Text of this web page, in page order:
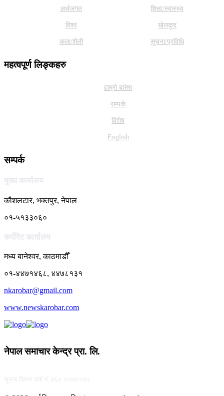
अर्थजगत शिक्षा/स्वास्थ्य
विश्व खेलकुद
कला/शैली सूचना/प्रविधि
महत्वपूर्ण लिङ्कहरु
हाम्राे बारेमा
सम्पर्क
विशेष
English
सम्पर्क
मुख्य कार्यालय
कौशलटार, भक्तपुर, नेपाल
०१-५१३३०६०
कर्पाेरेट कार्यालय
मध्य बानेश्वर, काठमाडौँ
०१-४४७१४६८, ४४७८१३१
nkarobar@gmail.com
www.newskarobar.com
नेपाल समाचार केन्द्र प्रा. लि.
सूचना बिभाग दर्ता नं. ४६४-२०७४/०७५